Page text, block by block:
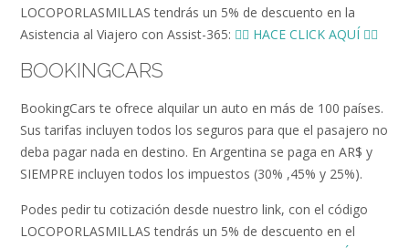
LOCOPORLASMILLAS tendrás un 5% de descuento en la
Asistencia al Viajero con Assist-365: 👉🏻 HACE CLICK AQUÍ 👈🏻
BOOKINGCARS
BookingCars te ofrece alquilar un auto en más de 100 países.
Sus tarifas incluyen todos los seguros para que el pasajero no
deba pagar nada en destino. En Argentina se paga en AR$ y
SIEMPRE incluyen todos los impuestos (30% ,45% y 25%).
Podes pedir tu cotización desde nuestro link, con el código
LOCOPORLASMILLAS tendrás un 5% de descuento en el